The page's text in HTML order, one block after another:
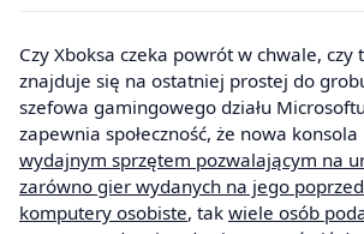
Czy Xboksa czeka powrót w chwale, czy też marka
znajduje się na ostatniej prostej do
szefowa gamingowego działu
zapewnia społeczność, że nowa konsola
wydajnym sprzętem pozwalającym na
zarówno gier wydanych na jego
komputery osobiste, tak wiele osób